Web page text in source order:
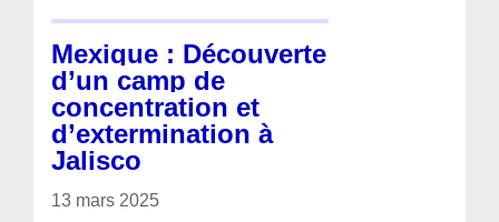
Mexique : Découverte
d’un camp de
concentration et
d’extermination à
Jalisco
13 mars 2025